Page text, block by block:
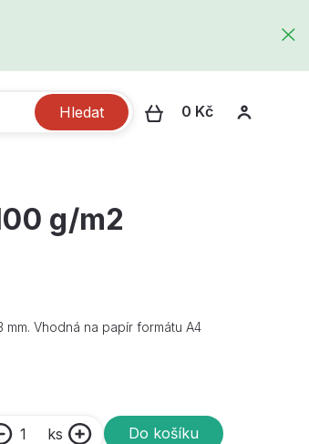
Hledat 0 Kč
g/m2
Vhodná na papír formátu A4
ks Do košíku